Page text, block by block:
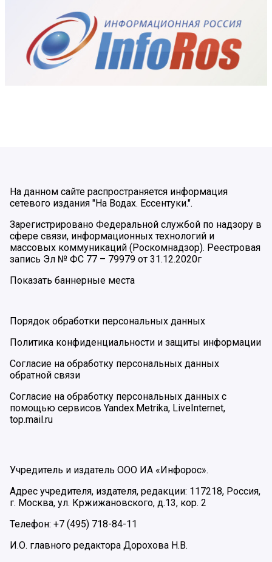
На данном сайте распространяется информация
сетевого издания "На Водах. Ессентуки.".
Зарегистрировано Федеральной службой по надзору в
сфере связи, информационных технологий и
массовых коммуникаций (Роскомнадзор). Реестровая
запись Эл № ФС 77 – 79979 от 31.12.2020г
Показать баннерные места
Порядок обработки персональных данных
Политика конфиденциальности и защиты информации
Согласие на обработку персональных данных
обратной связи
Согласие на обработку персональных данных с
помощью сервисов Yandex.Metrika, LiveInternet,
top.mail.ru
Учредитель и издатель ООО ИА «Инфорос».
Адрес учредителя, издателя, редакции: 117218, Россия,
г. Москва, ул. Кржижановского, д.13, кор. 2
Телефон: +7 (495) 718-84-11
И.О. главного редактора Дорохова Н.В.